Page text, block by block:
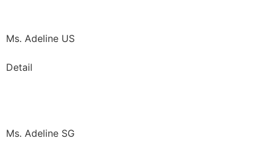
Ms. Adeline US
Detail
Ms. Adeline SG